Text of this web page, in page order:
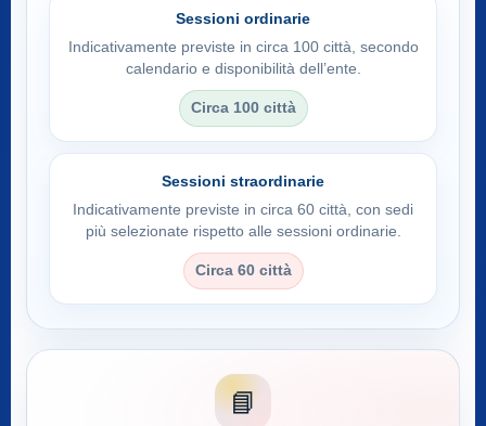
Sessioni ordinarie
Indicativamente previste in circa 100 città, secondo
calendario e disponibilità dell’ente.
Circa 100 città
Sessioni straordinarie
Indicativamente previste in circa 60 città, con sedi
più selezionate rispetto alle sessioni ordinarie.
Circa 60 città
📘